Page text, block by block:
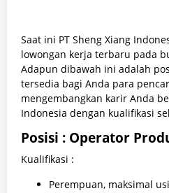
Saat ini PT Sheng Xiang
lowongan kerja terbaru pada
Adapun dibawah ini adalah
tersedia bagi Anda para
mengembangkan karir Anda
Indonesia dengan kualifikasi
Posisi : Operator
Kualifikasi :
Perempuan, maksimal